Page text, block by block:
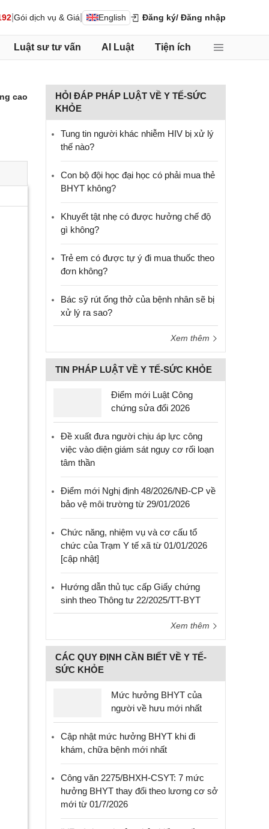
Gói dịch vụ & Giá English Đăng ký/ Đăng nhập
Luật sư tư vấn AI Luật Tiện ích
cao
HỎI ĐÁP PHÁP LUẬT VỀ Y TẾ-SỨC
KHỎE
Tung tin người khác nhiễm HIV bị xử lý
thế nào?
Con bộ đội học đại học có phải mua thẻ
BHYT không?
Khuyết tật nhẹ có được hưởng chế độ
gì không?
Trẻ em có được tự ý đi mua thuốc theo
đơn không?
Bác sỹ rút ống thở của bệnh nhân sẽ bị
xử lý ra sao?
Xem thêm
TIN PHÁP LUẬT VỀ Y TẾ-SỨC KHỎE
Điểm mới Luật Công
chứng sửa đổi 2026
Đề xuất đưa người chịu áp lực công
việc vào diện giám sát nguy cơ rối loạn
tâm thần
Điểm mới Nghị định 48/2026/NĐ-CP về
bảo vệ môi trường từ 29/01/2026
Chức năng, nhiệm vụ và cơ cấu tổ
chức của Trạm Y tế xã từ 01/01/2026
[cập nhật]
Hướng dẫn thủ tục cấp Giấy chứng
sinh theo Thông tư 22/2025/TT-BYT
Xem thêm
CÁC QUY ĐỊNH CẦN BIẾT VỀ Y TẾ-
SỨC KHỎE
Mức hưởng BHYT của
người về hưu mới nhất
Cập nhật mức hưởng BHYT khi đi
khám, chữa bệnh mới nhất
Công văn 2275/BHXH-CSYT: 7 mức
hưởng BHYT thay đổi theo lương cơ sở
mới từ 01/7/2026